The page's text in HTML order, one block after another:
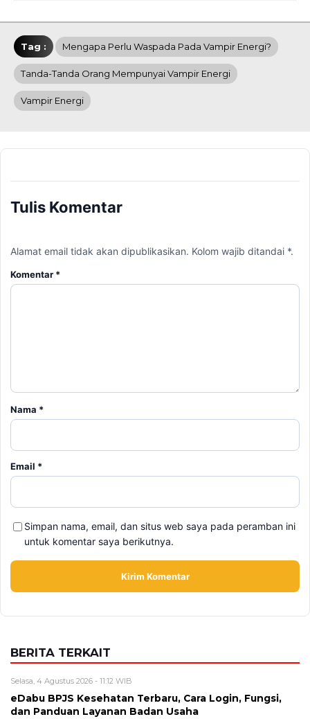
Tag : Mengapa Perlu Waspada Pada Vampir Energi?
Tanda-Tanda Orang Mempunyai Vampir Energi
Vampir Energi
Tulis Komentar